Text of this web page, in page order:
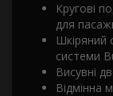
Кругові
для
Шкіряний
системи
Висувні
Відмінна